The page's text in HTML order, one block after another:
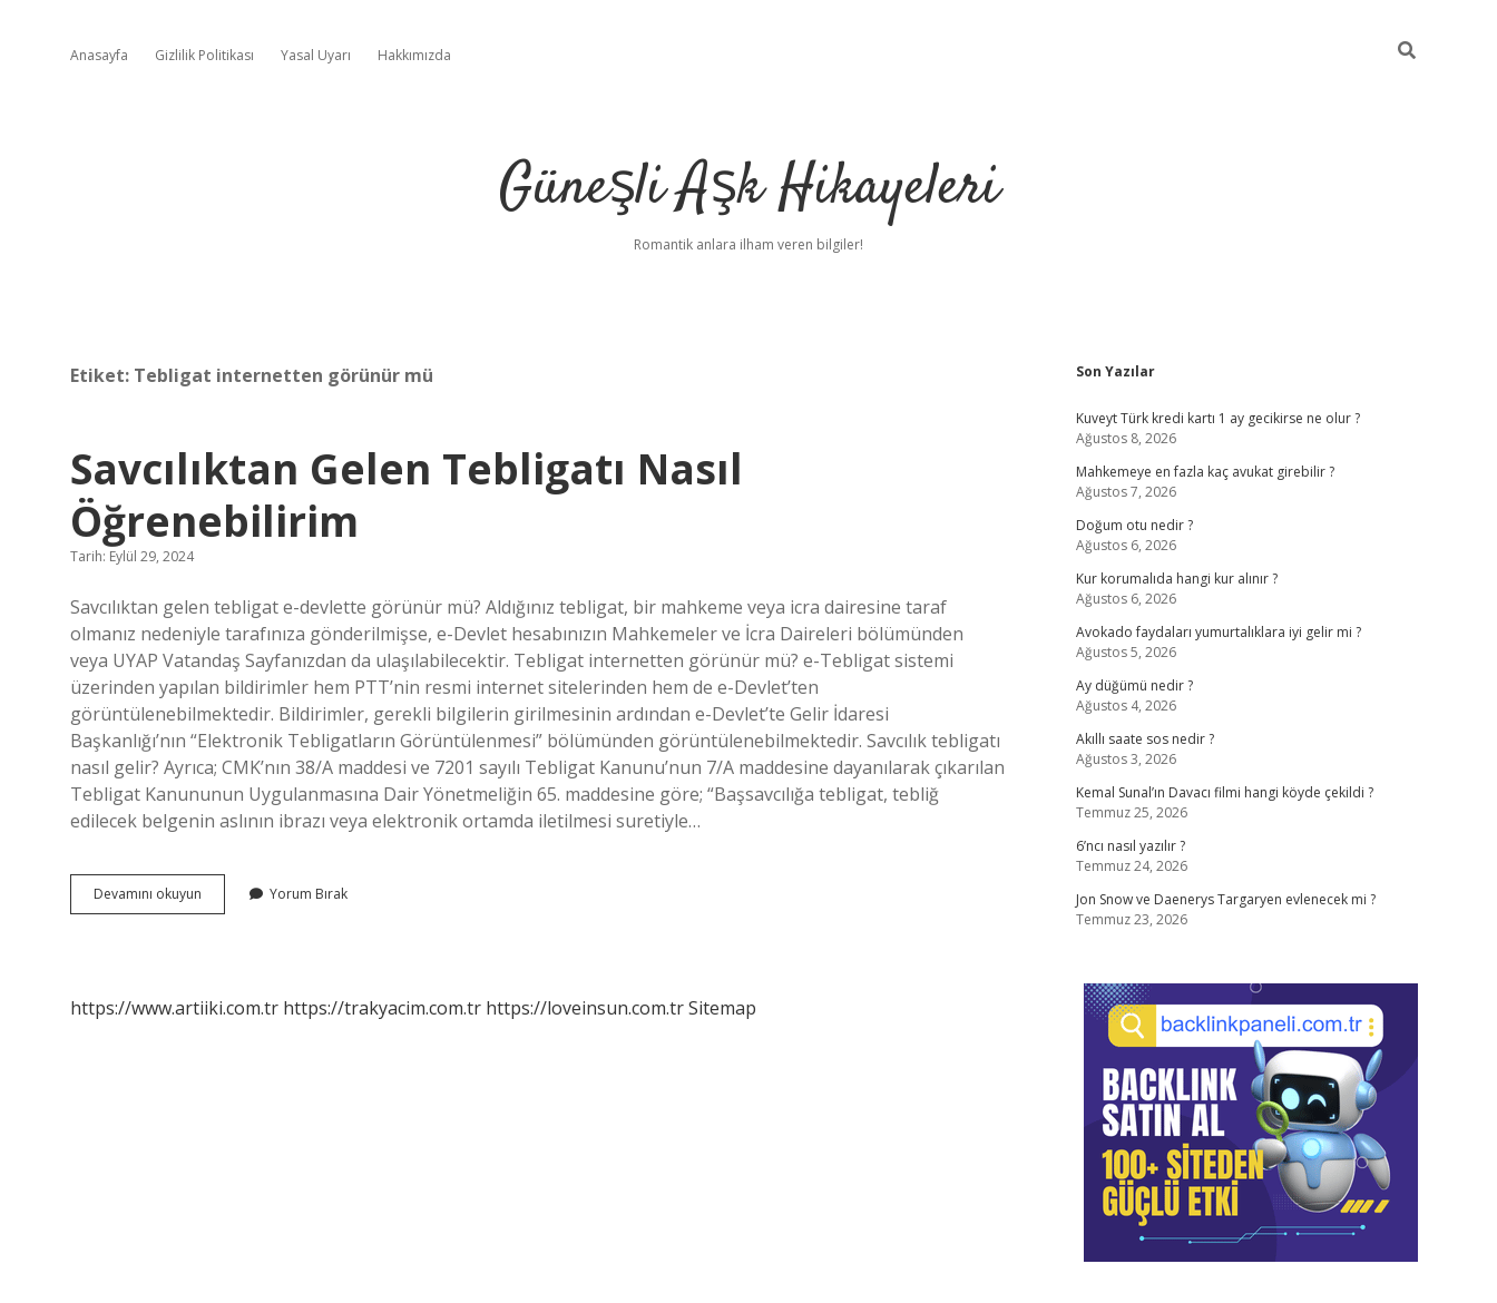
Anasayfa Gizlilik Politikası Yasal Uyarı Hakkımızda
Güneşli Aşk Hikayeleri
Romantik anlara ilham veren bilgiler!
Etiket: Tebligat internetten görünür mü
Savcılıktan Gelen Tebligatı Nasıl
Öğrenebilirim
Tarih: Eylül 29, 2024
Savcılıktan gelen tebligat e-devlette görünür mü? Aldığınız tebligat, bir mahkeme veya icra dairesine taraf
olmanız nedeniyle tarafınıza gönderilmişse, e-Devlet hesabınızın Mahkemeler ve İcra Daireleri bölümünden
veya UYAP Vatandaş Sayfanızdan da ulaşılabilecektir. Tebligat internetten görünür mü? e-Tebligat sistemi
üzerinden yapılan bildirimler hem PTT’nin resmi internet sitelerinden hem de e-Devlet’ten
görüntülenebilmektedir. Bildirimler, gerekli bilgilerin girilmesinin ardından e-Devlet’te Gelir İdaresi
Başkanlığı’nın “Elektronik Tebligatların Görüntülenmesi” bölümünden görüntülenebilmektedir. Savcılık tebligatı
nasıl gelir? Ayrıca; CMK’nın 38/A maddesi ve 7201 sayılı Tebligat Kanunu’nun 7/A maddesine dayanılarak çıkarılan
Tebligat Kanununun Uygulanmasına Dair Yönetmeliğin 65. maddesine göre; “Başsavcılığa tebligat, tebliğ
edilecek belgenin aslının ibrazı veya elektronik ortamda iletilmesi suretiyle…
Devamını okuyun Savcılıktan
Gelen
Yorum Bırak
https://www.artiiki.com.tr https://trakyacim.com.tr https://loveinsun.com.trSitemap
Sidebar
Son Yazılar
Kuveyt Türk kredi kartı 1 ay gecikirse ne olur ?
Ağustos 8, 2026
Mahkemeye en fazla kaç avukat girebilir ?
Ağustos 7, 2026
Doğum otu nedir ?
Ağustos 6, 2026
Kur korumalıda hangi kur alınır ?
Ağustos 6, 2026
Avokado faydaları yumurtalıklara iyi gelir mi ?
Ağustos 5, 2026
Ay düğümü nedir ?
Ağustos 4, 2026
Akıllı saate sos nedir ?
Ağustos 3, 2026
Kemal Sunal’ın Davacı filmi hangi köyde çekildi ?
Temmuz 25, 2026
6’ncı nasıl yazılır ?
Temmuz 24, 2026
Jon Snow ve Daenerys Targaryen evlenecek mi ?
Temmuz 23, 2026
betci